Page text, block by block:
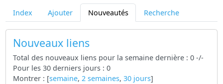
Index Ajouter Nouveautés Recherche
Nouveaux liens
Total des nouveaux liens pour la semaine dernière : 0 -/-
Pour les 30 derniers jours : 0
Montrer : [semaine,2 semaines,30 jours]